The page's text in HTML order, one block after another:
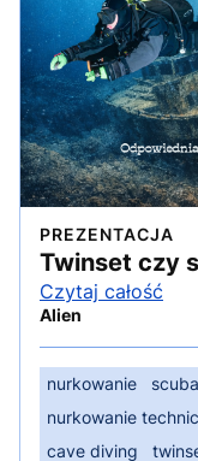
PREZENTACJA
Twinset czy
Czytaj całość
Alien
nurkowanie
nurkowanie
cave diving